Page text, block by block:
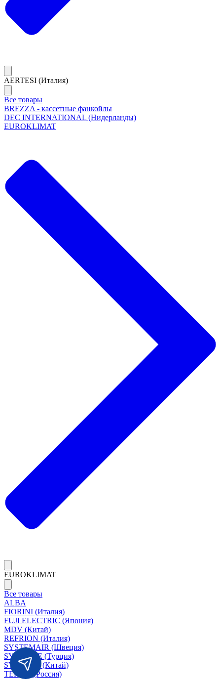
AERTESI (Италия)
Все товары
BREZZA - кассетные фанкойлы
DEC INTERNATIONAL (Нидерланды)
EUROKLIMAT
EUROKLIMAT
Все товары
ALBA
FIORINI (Италия)
FUJI ELECTRIC (Япония)
MDV (Китай)
REFRION (Италия)
SYSTEMAIR (Швеция)
SYSIMPLE (Турция)
SYSCOOL (Китай)
TERMA (Россия)